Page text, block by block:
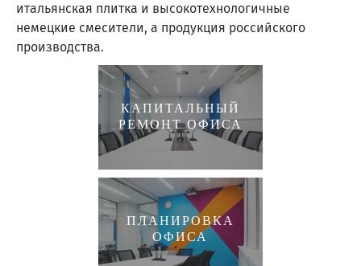
итальянская плитка и высокотехнологичные
немецкие смесители, а продукция российского
производства.
КАПИТАЛЬНЫЙ
РЕМОНТ ОФИСА
ПЛАНИРОВКА
ОФИСА